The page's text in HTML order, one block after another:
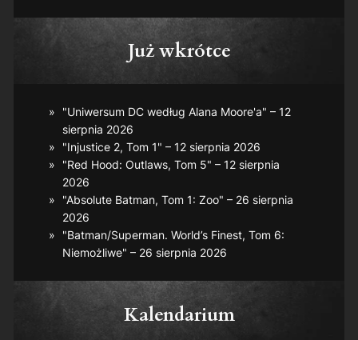
Już wkrótce
"Uniwersum DC według Alana Moore'a" – 12
sierpnia 2026
"Injustice 2, Tom 1" – 12 sierpnia 2026
"Red Hood: Outlaws, Tom 5" – 12 sierpnia
2026
"Absolute Batman, Tom 1: Zoo" – 26 sierpnia
2026
"Batman/Superman. World’s Finest, Tom 6:
Niemożliwe" – 26 sierpnia 2026
Kalendarium